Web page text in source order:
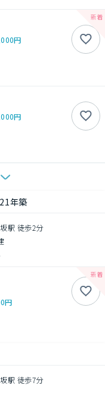
円
円
年築
駅 徒歩2分
円
駅 徒歩7分